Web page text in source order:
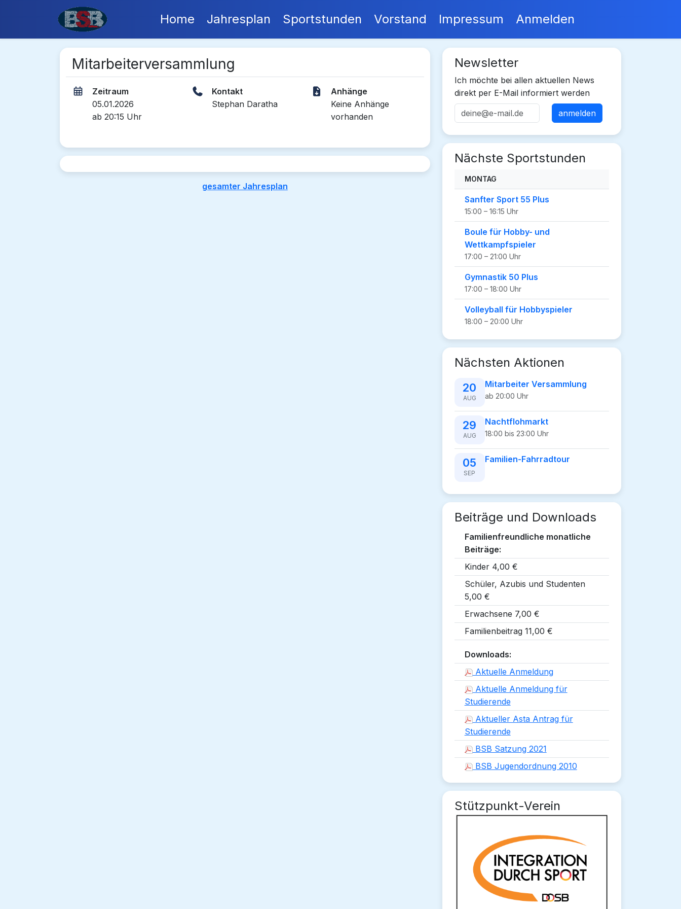
Home Jahresplan Sportstunden Vorstand Impressum Anmelden
Mitarbeiterversammlung
Zeitraum
05.01.2026
ab 20:15 Uhr
Kontakt
Stephan Daratha
Anhänge
Keine Anhänge
vorhanden
gesamter Jahresplan
Newsletter
Ich möchte bei allen aktuellen News
direkt per E-Mail informiert werden
Nächste Sportstunden
MONTAG
Sanfter Sport 55 Plus
15:00 – 16:15 Uhr
Boule für Hobby- und
Wettkampfspieler
17:00 – 21:00 Uhr
Gymnastik 50 Plus
17:00 – 18:00 Uhr
Volleyball für Hobbyspieler
18:00 – 20:00 Uhr
Nächsten Aktionen
20
AUG
Mitarbeiter Versammlung
ab 20:00 Uhr
29
AUG
Nachtflohmarkt
18:00 bis 23:00 Uhr
05
SEP
Familien-Fahrradtour
Beiträge und Downloads
Familienfreundliche monatliche
Beiträge:
Kinder 4,00 €
Schüler, Azubis und Studenten
5,00 €
Erwachsene 7,00 €
Familienbeitrag 11,00 €
Downloads:
Aktuelle Anmeldung
Aktuelle Anmeldung für
Studierende
Aktueller Asta Antrag für
Studierende
BSB Satzung 2021
BSB Jugendordnung 2010
Stützpunkt-Verein